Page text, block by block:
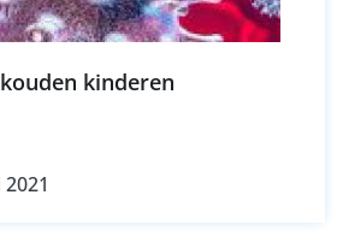
kinderen